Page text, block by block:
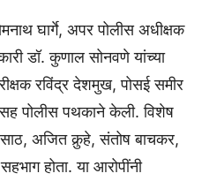
घार्गे, अपर पोलीस अधीक्षक
डॉ. कुणाल सोनवणे यांच्या
रविंद्र देशमुख, पोसई समीर
पोलीस पथकाने केली. विशेष
अजित कुर्‍हे, संतोष बाचकर,
होता. या आरोपींनी